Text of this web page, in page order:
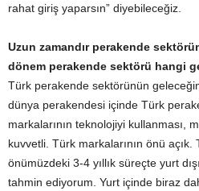
rahat giriş yaparsın” diyebileceğiz.
Uzun zamandır perakende
dönem perakende sektörü hangi
Türk perakende sektörünün
dünya perakendesi içinde Türk
markalarının teknolojiyi kullanması,
kuvvetli. Türk markalarının önü
önümüzdeki 3-4 yıllık süreçte yurt
tahmin ediyorum. Yurt içinde biraz